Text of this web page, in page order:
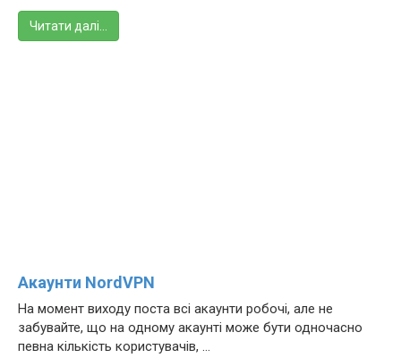
Читати далі…
Акаунти NordVPN
На момент виходу поста всі акаунти робочі, але не
забувайте, що на одному акаунті може бути одночасно
певна кількість користувачів, ...